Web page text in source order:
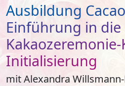
Ausbildung
Einführung in die
Initialisierung
mit Alexandra